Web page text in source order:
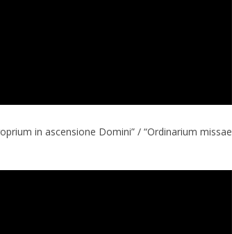
in ascensione Domini” / “Ordinarium missae